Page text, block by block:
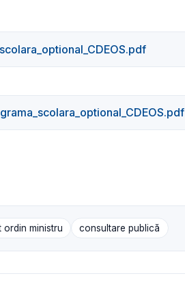
ordin ministru consultare publică